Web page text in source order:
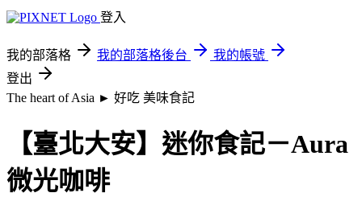
登入
我的部落格 我的部落格後台
我的帳號
登出
The heart of Asia ► 好吃 美味食記
【臺北大安】迷你食記－Aura
微光咖啡